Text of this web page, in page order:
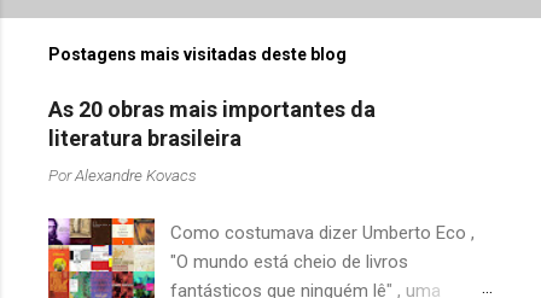
n
t
á
o
Postagens mais visitadas deste blog
As 20 obras mais importantes da
literatura brasileira
PorAlexandre Kovacs
Como costumava dizer Umberto Eco ,
"O mundo está cheio de livros
fantásticos que ninguém lê" , uma